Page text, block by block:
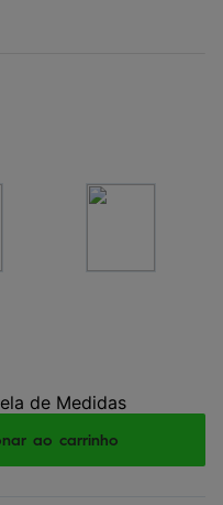
de Medidas
ao carrinho